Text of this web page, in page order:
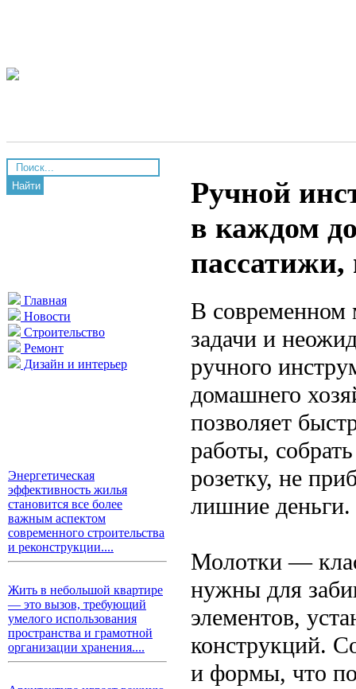
Найти
Главная
Новости
Строительство
Ремонт
Дизайн и интерьер
Энергетическая
эффективность жилья
становится все более
важным аспектом
современного строительства
и реконструкции....
Жить в небольшой квартире
— это вызов, требующий
умелого использования
пространства и грамотной
организации хранения....
Ручной
в каждом
В современном
задачи и
ручного
домашнего
позволяет
работы,
розетку, не
лишние деньги.
Молотки —
нужны для
элементов,
конструкций.
и формы, что